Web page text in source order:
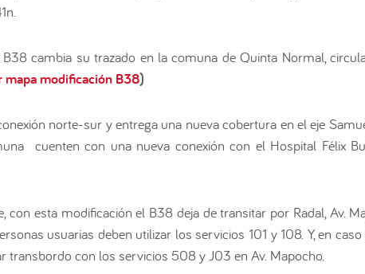
cambia su trazado en la comuna de Quinta Normal,
mapa modificación B38)
norte-sur y entrega una nueva cobertura en el eje
cuenten con una nueva conexión con el Hospital Félix
con esta modificación el B38 deja de transitar por Radal, Av.
usuarias deben utilizar los servicios 101 y 108. Y, en
transbordo con los servicios 508 y J03 en Av. Mapocho.